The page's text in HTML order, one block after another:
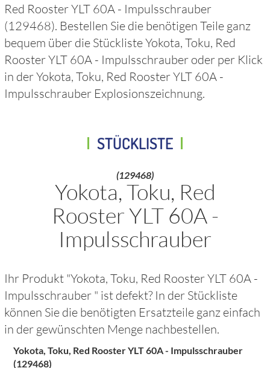
Red Rooster YLT 60A - Impulsschrauber
(129468). Bestellen Sie die benötigen Teile ganz
bequem über die StücklisteYokota, Toku, Red
Rooster YLT 60A - Impulsschrauber oder per Klick
in derYokota, Toku, Red Rooster YLT 60A -
Impulsschrauber Explosionszeichnung.
STÜCKLISTE
(129468)
Yokota, Toku, Red
Rooster YLT 60A -
Impulsschrauber
Ihr Produkt "Yokota, Toku, Red Rooster YLT 60A -
Impulsschrauber " ist defekt? In der Stückliste
können Sie die benötigten Ersatzteile ganz einfach
in der gewünschten Menge nachbestellen.
Yokota, Toku, Red Rooster YLT 60A - Impulsschrauber
(129468)